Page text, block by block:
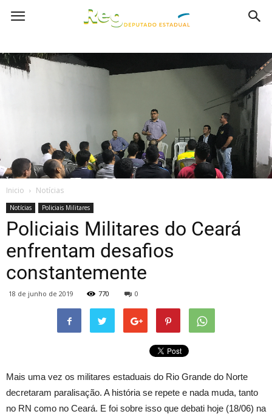
Inicio Notícias
Notícias Policiais Militares
Policiais Militares do Ceará
enfrentam desafios
constantemente
18 de junho de 2019 770 0
Mais uma vez os militares estaduais do Rio Grande do Norte
decretaram paralisação. A história se repete e nada muda, tanto
no RN como no Ceará. E foi sobre isso que debati hoje (18/06) na